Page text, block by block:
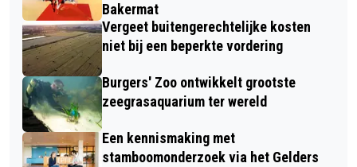
Bakermat
Vergeet buitengerechtelijke kosten
niet bij een beperkte vordering
Burgers' Zoo ontwikkelt grootste
zeegrasaquarium ter wereld
Een kennismaking met
stamboomonderzoek via het Gelders